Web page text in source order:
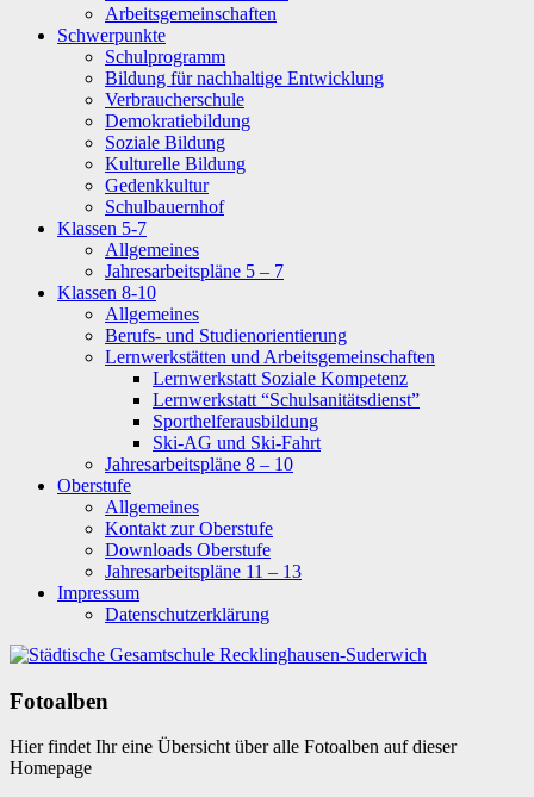
Arbeitsgemeinschaften
Schwerpunkte
Schulprogramm
Bildung für nachhaltige Entwicklung
Verbraucherschule
Demokratiebildung
Soziale Bildung
Kulturelle Bildung
Gedenkkultur
Schulbauernhof
Klassen 5-7
Allgemeines
Jahresarbeitspläne 5 – 7
Klassen 8-10
Allgemeines
Berufs- und Studienorientierung
Lernwerkstätten und Arbeitsgemeinschaften
Lernwerkstatt Soziale Kompetenz
Lernwerkstatt “Schulsanitätsdienst”
Sporthelferausbildung
Ski-AG und Ski-Fahrt
Jahresarbeitspläne 8 – 10
Oberstufe
Allgemeines
Kontakt zur Oberstufe
Downloads Oberstufe
Jahresarbeitspläne 11 – 13
Impressum
Datenschutzerklärung
Fotoalben
Hier findet Ihr eine Übersicht über alle Fotoalben auf dieser
Homepage